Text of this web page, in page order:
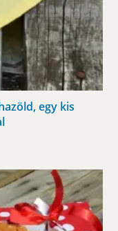
egy kis